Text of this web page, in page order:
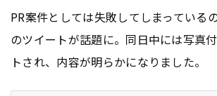
PR案件としては失敗してしまっている
のツイートが話題に。同日中には写真
トされ、内容が明らかになりました。